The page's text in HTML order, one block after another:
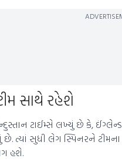
સાથે રહેશે
ટાઈમ્સે લખ્યું છે કે,
સુધી લેગ સ્પિનરને
હશે.